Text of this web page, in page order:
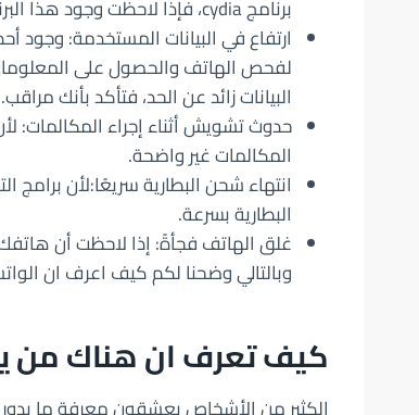
برنامج cydia، فإذا لاحظت وجود هذا البرنامج على هاتفك الايفون، فتأكد بأنك مراقب.
ارتفاع في البيانات المستخدمة: وجود
لفحص الهاتف والحصول على
البيانات زائد عن الحد، فتأكد بأنك مراقب.
حدوث تشويش أثناء إجراء
المكالمات غير واضحة.
انتهاء شحن البطارية سريعًا:لأن
البطارية بسرعة.
غلق الهاتف فجأةً: إذا لاحظت أن
وبالتالي وضحنا لكم كيف اعرف ان
كيف تعرف ان هناك من